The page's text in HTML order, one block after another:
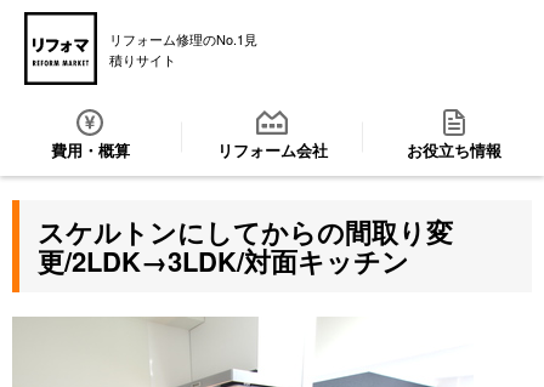
リフォーム修理のNo.1見
積りサイト
費用・概算 リフォーム会社 お役立ち情報
スケルトンにしてからの間取り変
更/2LDK→3LDK/対面キッチン